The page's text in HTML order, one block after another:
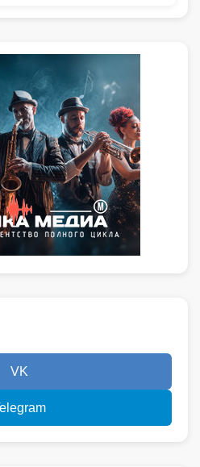
VK